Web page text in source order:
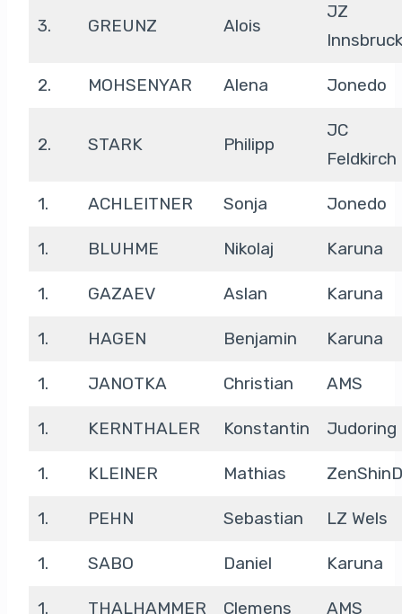
3. GREUNZ Alois
JZ
Innsbruck
2. MOHSENYAR Alena Jonedo
2. STARK Philipp
JC
Feldkirch
1. ACHLEITNER Sonja Jonedo
1. BLUHME Nikolaj Karuna
1. GAZAEV Aslan Karuna
1. HAGEN Benjamin Karuna
1. JANOTKA Christian AMS
1. KERNTHALER Konstantin Judoring
1. KLEINER Mathias
1. PEHN Sebastian LZ Wels
1. SABO Daniel Karuna
1. THALHAMMER Clemens AMS